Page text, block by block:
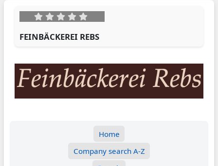
FEINBÄCKEREI REBS
Home
Company search A-Z